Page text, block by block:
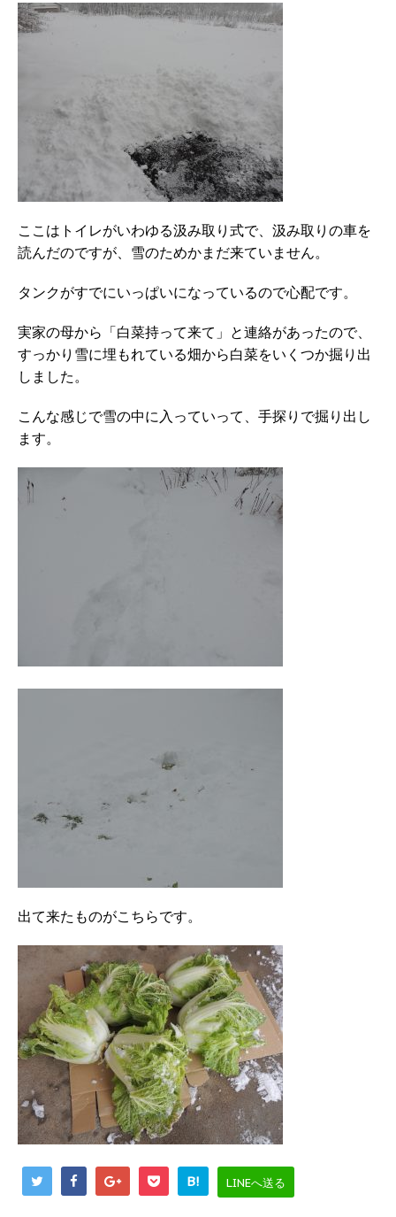
ここはトイレがいわゆる汲み取り式で、汲み取りの車を
読んだのですが、雪のためかまだ来ていません。
タンクがすでにいっぱいになっているので心配です。
実家の母から「白菜持って来て」と連絡があったので、
すっかり雪に埋もれている畑から白菜をいくつか掘り出
しました。
こんな感じで雪の中に入っていって、手探りで掘り出し
ます。
出て来たものがこちらです。
B! LINEへ送る